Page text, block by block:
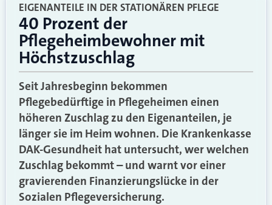
EIGENANTEILE IN DER STATIONÄREN PFLEGE
40 Prozent der
Pflegeheimbewohner mit
Höchstzuschlag
Seit Jahresbeginn bekommen
Pflegebedürftige in Pflegeheimen einen
höheren Zuschlag zu den Eigenanteilen, je
länger sie im Heim wohnen. Die Krankenkasse
DAK-Gesundheit hat untersucht, wer welchen
Zuschlag bekommt – und warnt vor einer
gravierenden Finanzierungslücke in der
Sozialen Pflegeversicherung.